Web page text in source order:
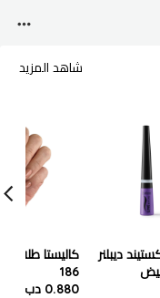
شاهد المزيد
ديبلنر
كاليستا طلاء
186
0.880 دب